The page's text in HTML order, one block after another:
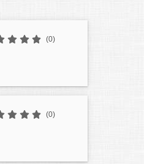
(0)
(0)